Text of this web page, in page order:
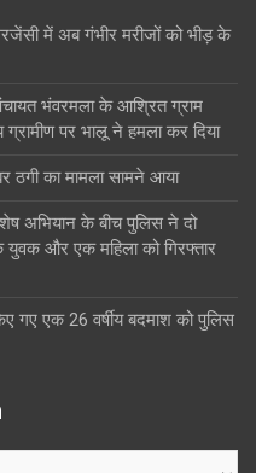
में अब गंभीर मरीजों को भीड़ के
भंवरमला के आश्रित ग्राम
पर भालू ने हमला कर दिया
ठगी का मामला सामने आया
अभियान के बीच पुलिस ने दो
और एक महिला को गिरफ्तार
गए एक 26 वर्षीय बदमाश को पुलिस